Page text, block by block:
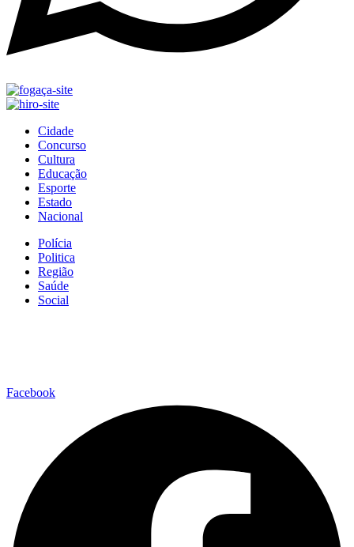
Cidade
Concurso
Cultura
Educação
Esporte
Estado
Nacional
Polícia
Politica
Região
Saúde
Social
Facebook